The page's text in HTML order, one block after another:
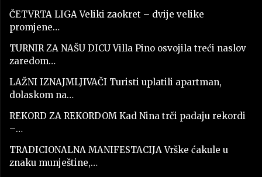
ČETVRTA LIGA Veliki zaokret – dvije velike
promjene…
TURNIR ZA NAŠU DICU Villa Pino osvojila treći naslov
zaredom…
LAŽNI IZNAJMLJIVAČI Turisti uplatili apartman,
dolaskom na…
REKORD ZA REKORDOM Kad Nina trči padaju rekordi
–…
TRADICIONALNA MANIFESTACIJA Vrške ćakule u
znaku munještine,…